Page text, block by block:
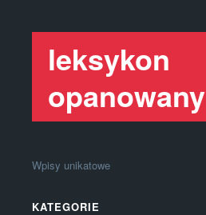
leksykon
opanowany
Wpisy unikatowe
KATEGORIE